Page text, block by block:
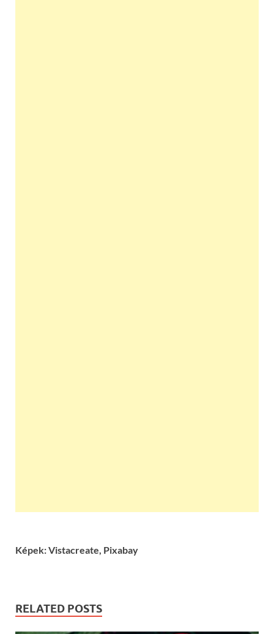
Képek: Vistacreate, Pixabay
RELATED POSTS